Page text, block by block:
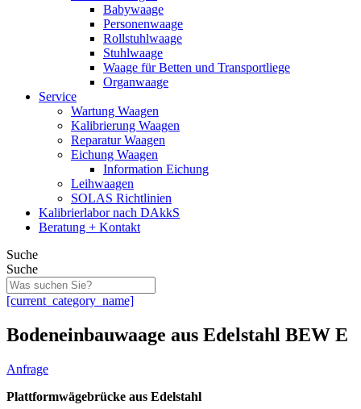
Babywaage
Personenwaage
Rollstuhlwaage
Stuhlwaage
Waage für Betten und Transportliege
Organwaage
Service
Wartung Waagen
Kalibrierung Waagen
Reparatur Waagen
Eichung Waagen
Information Eichung
Leihwaagen
SOLAS Richtlinien
Kalibrierlabor nach DAkkS
Beratung + Kontakt
Suche
Suche
[current_category_name]
Bodeneinbauwaage aus Edelstahl BEW E
Anfrage
Plattformwägebrücke aus Edelstahl